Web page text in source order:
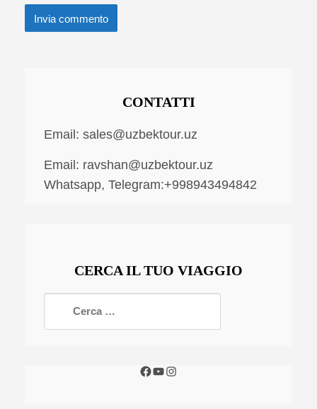
CONTATTI
Email: sales@uzbektour.uz
Email: ravshan@uzbektour.uz
Whatsapp, Telegram:+998943494842
CERCA IL TUO VIAGGIO